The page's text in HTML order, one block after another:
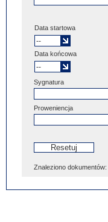
Data startowa
Data końcowa
Sygnatura
Proweniencja
Znaleziono dokumentów: